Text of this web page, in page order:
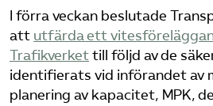
Bli medlem
Logga in på Arbetsgivarguiden
I förra veckan beslutade
att utfärda ett
Trafikverkettill följd av de
identifierats vid införandet av
planering av kapacitet, MPK,